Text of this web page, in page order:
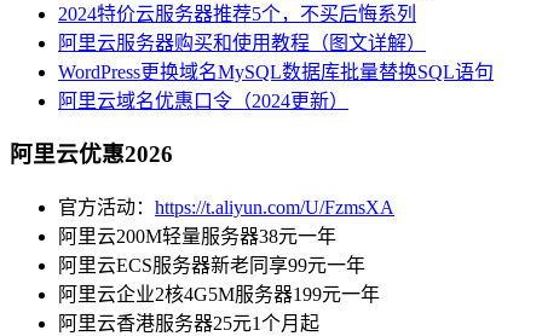
2024特价云服务器推荐5个，不买后悔系列
阿里云服务器购买和使用教程（图文详解）
WordPress更换域名MySQL数据库批量替换SQL语句
阿里云域名优惠口令（2024更新）
阿里云优惠2026
官方活动： https://t.aliyun.com/U/FzmsXA
阿里云200M轻量服务器38元一年
阿里云ECS服务器新老同享99元一年
阿里云企业2核4G5M服务器199元一年
阿里云香港服务器25元1个月起